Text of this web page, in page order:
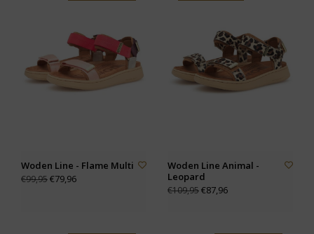
Woden Line - Flame Multi
€99,95€79,96
Woden Line Animal -
Leopard
€109,95€87,96